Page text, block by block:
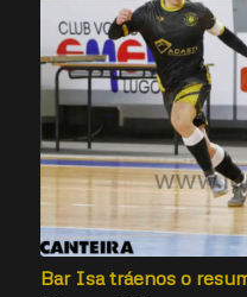
Bar Isa tráenos o